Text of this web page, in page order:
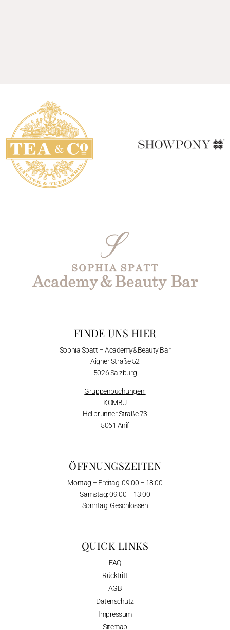
FINDE UNS HIER
Sophia Spatt – Academy&Beauty Bar
Aigner Straße 52
5026 Salzburg
Gruppenbuchungen:
KOMBU
Hellbrunner Straße 73
5061 Anif
ÖFFNUNGSZEITEN
Montag – Freitag: 09:00 – 18:00
Samstag: 09:00 – 13:00
Sonntag: Geschlossen
QUICK LINKS
FAQ
Rücktritt
AGB
Datenschutz
Impressum
Sitemap